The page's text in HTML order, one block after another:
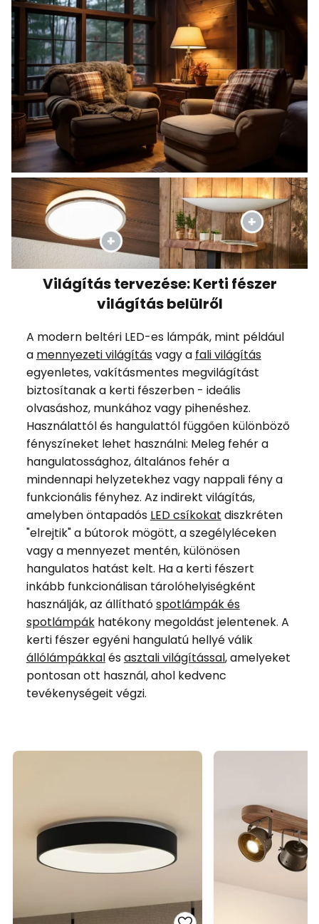
Világítás tervezése: Kerti fészer
világítás belülről
A modern beltéri LED-es lámpák, mint például
a mennyezeti világításvagy a fali világítás
egyenletes, vakításmentes megvilágítást
biztosítanak a kerti fészerben - ideális
olvasáshoz, munkához vagy pihenéshez.
Használattól és hangulattól függően különböző
fényszíneket lehet használni: Meleg fehér a
hangulatossághoz, általános fehér a
mindennapi helyzetekhez vagy nappali fény a
funkcionális fényhez. Az indirekt világítás,
amelyben öntapadós LED csíkokat diszkréten
"elrejtik" a bútorok mögött, a szegélyléceken
vagy a mennyezet mentén, különösen
hangulatos hatást kelt. Ha a kerti fészert
inkább funkcionálisan tárolóhelyiségként
használják, az állíthatóspotlámpák és
spotlámpákhatékony megoldást jelentenek. A
kerti fészer egyéni hangulatú hellyé válik
állólámpákkalésasztali világítással, amelyeket
pontosan ott használ, ahol kedvenc
tevékenységeit végzi.